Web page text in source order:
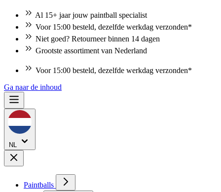
Al 15+ jaar jouw paintball specialist
Voor 15:00 besteld, dezelfde werkdag verzonden*
Niet goed? Retourneer binnen 14 dagen
Grootste assortiment van Nederland
Voor 15:00 besteld, dezelfde werkdag verzonden*
Ga naar de inhoud
NL